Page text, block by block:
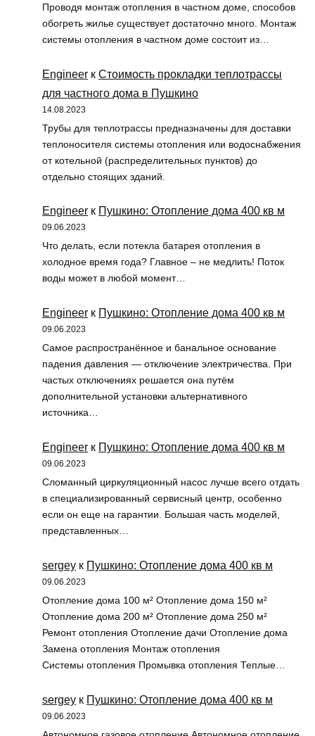
Проводя монтаж отопления в частном доме, способов
обогреть жилье существует достаточно много. Монтаж
системы отопления в частном доме состоит из…
Engineer к Стоимость прокладки теплотрассы
для частного дома в Пушкино
14.08.2023
Трубы для теплотрассы предназначены для доставки
теплоносителя системы отопления или водоснабжения
от котельной (распределительных пунктов) до
отдельно стоящих зданий.
Engineer к Пушкино: Отопление дома 400 кв м
09.06.2023
Что делать, если потекла батарея отопления в
холодное время года? Главное – не медлить! Поток
воды может в любой момент…
Engineer к Пушкино: Отопление дома 400 кв м
09.06.2023
Самое распространённое и банальное основание
падения давления — отключение электричества. При
частых отключениях решается она путём
дополнительной установки альтернативного
источника…
Engineer к Пушкино: Отопление дома 400 кв м
09.06.2023
Сломанный циркуляционный насос лучше всего отдать
в специализированный сервисный центр, особенно
если он еще на гарантии. Большая часть моделей,
представленных…
sergey к Пушкино: Отопление дома 400 кв м
09.06.2023
Отопление дома 100 м² Отопление дома 150 м²
Отопление дома 200 м² Отопление дома 250 м²
Ремонт отопления Отопление дачи Отопление дома
Замена отопления Монтаж отопления
Системы отопления Промывка отопления Теплые…
sergey к Пушкино: Отопление дома 400 кв м
09.06.2023